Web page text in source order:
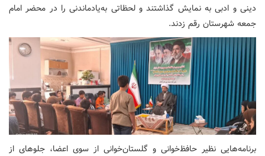
دینی و ادبی به نمایش گذاشتند و لحظاتی به‌یادماندنی را در محضر امام
جمعه شهرستان رقم زدند.
برنامه‌هایی نظیر حافظ‌خوانی و گلستان‌خوانی از سوی اعضا، جلوهای از